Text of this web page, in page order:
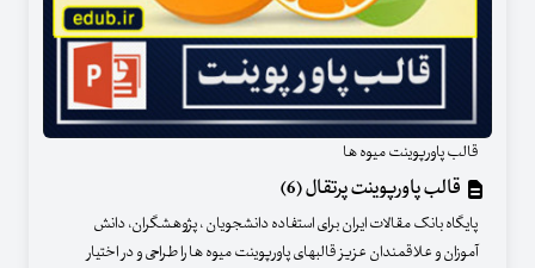
قالب پاورپوینت میوه ها
قالب پاورپوینت پرتقال (6)
پایگاه بانک مقالات ایران برای استفاده دانشجویان ، پژوهشگران، دانش
آموزان و علاقمندان عزیز قالبهای پاورپوینت میوه ها را طراحی و در اختیار